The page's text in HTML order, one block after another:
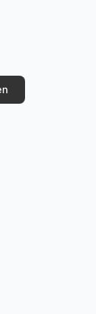
Code
Code
bei
an Ihrer